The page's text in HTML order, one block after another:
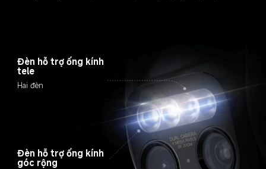
Đèn hỗ trợ ống kính
tele
Hai đèn
Đèn hỗ trợ ống kính
góc rộng